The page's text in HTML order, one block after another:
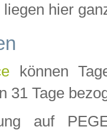
hier
können
31 Tage
auf